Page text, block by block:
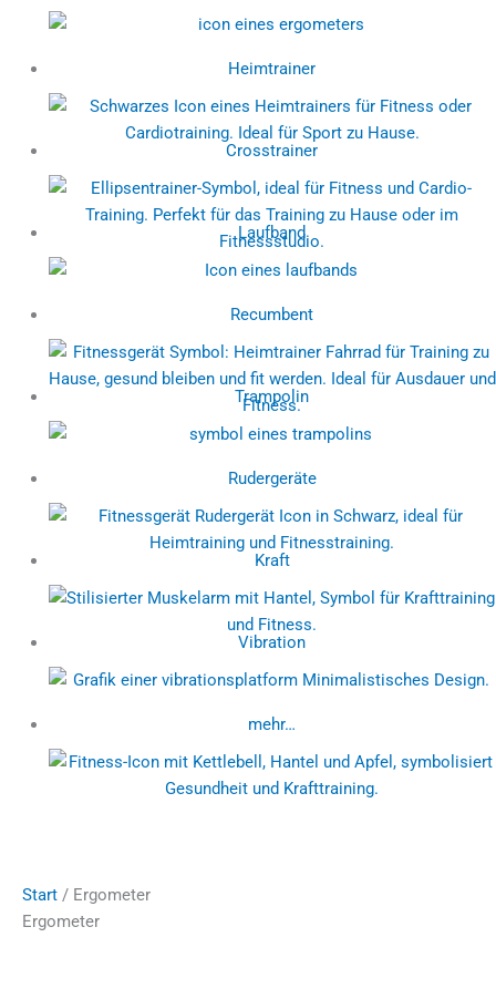
Heimtrainer
Crosstrainer
Laufband
Recumbent
Trampolin
Rudergeräte
Kraft
Vibration
mehr…
Start / Ergometer
Ergometer